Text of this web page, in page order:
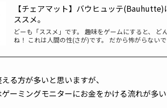
【チェアマット】バウヒュッテ
ススメ。
どーも「ススメ」です。 趣味をゲームにすると、
ね！ これは人間の性(さが)です。 だから怖がらない
る方が多いと思いますが、
ーミングモニターにお金をかける流れが多い